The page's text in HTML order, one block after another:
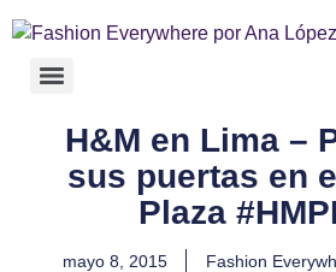
H&M en Lima –
sus puertas en
Plaza
mayo 8, 2015 Fashion